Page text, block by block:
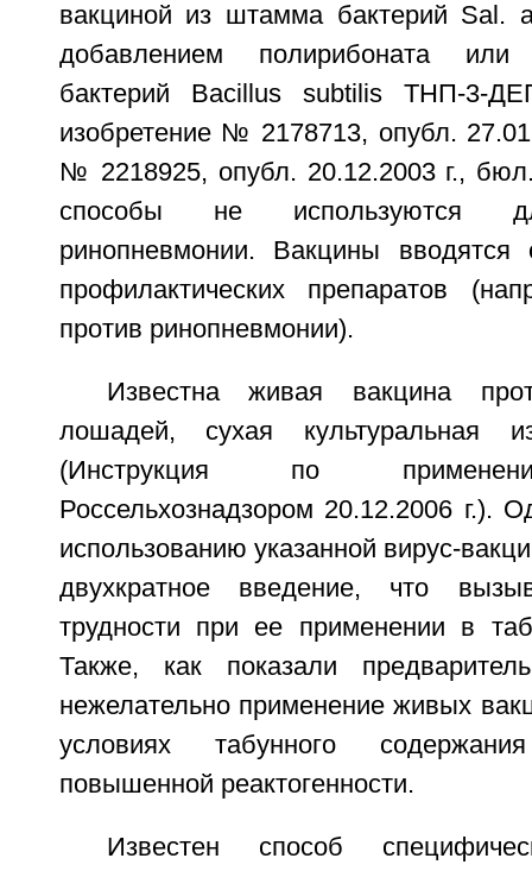
вакциной из штамма бактерий Sal.
добавлением полирибоната
бактерий Bacillus subtilis ТНП-3-
изобретение № 2178713, опубл.
№ 2218925, опубл. 20.12.2003 г.,
способы не используются
ринопневмонии. Вакцины вводятся
профилактических препаратов
против ринопневмонии).
Известна живая вакцина
лошадей, сухая культуральная
(Инструкция по
Россельхознадзором 20.12.2006 г.).
использованию указанной вирус-
двухкратное введение, что
трудности при ее применении в
Также, как показали
нежелательно применение живых
условиях табунного
повышенной реактогенности.
Известен способ